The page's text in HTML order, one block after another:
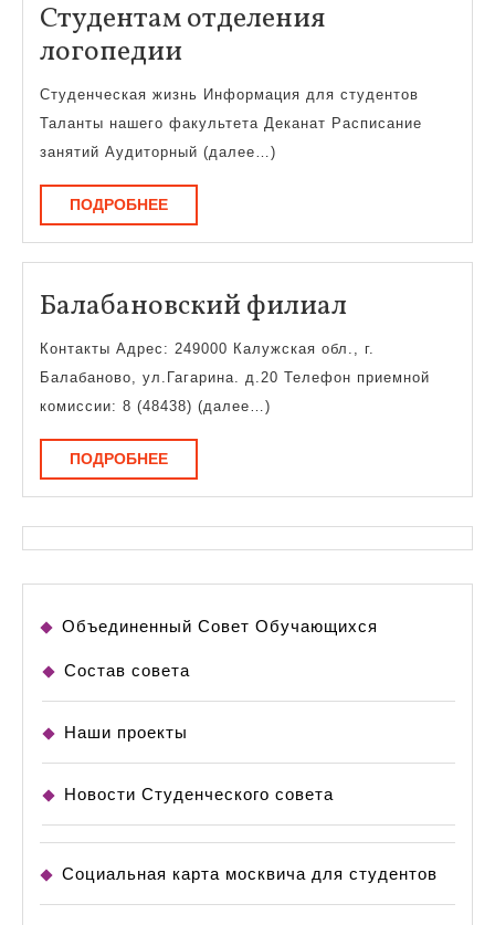
Студентам отделения
логопедии
отделения
логопедии
Студенческая жизнь Информация для студентов
Таланты нашего факультета Деканат Расписание
занятий Аудиторный (далее…)
ПОДРОБНЕЕПОДРОБНЕЕ
Балабановский филиал
филиал
Контакты Адрес: 249000 Калужская обл., г.
Балабаново, ул.Гагарина. д.20 Телефон приемной
комиссии: 8 (48438) (далее…)
ПОДРОБНЕЕПОДРОБНЕЕ
Объединенный Совет Обучающихся
Состав совета
Наши проекты
Новости Студенческого совета
Социальная карта москвича для студентов